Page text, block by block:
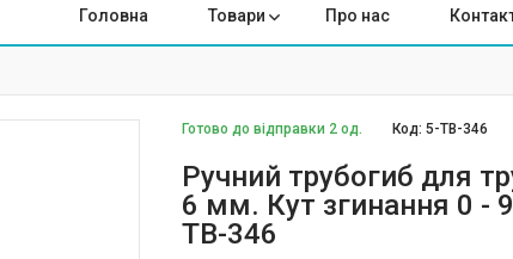
Головна Товари Про нас
Готово до відправки 2 од. Код:5-TB-346
Ручний трубогиб для
6 мм. Кут згинання 0 -
TB-346